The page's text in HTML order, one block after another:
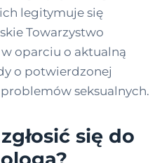
legitymuje się
Towarzystwo
oparciu o aktualną
o potwierdzonej
seksualnych.
się do